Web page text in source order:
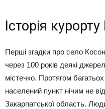
Історія курорту
Перші згадки про село
через 100 років деякі
містечко. Протягом
населений пункт нічим не
Закарпатської область.